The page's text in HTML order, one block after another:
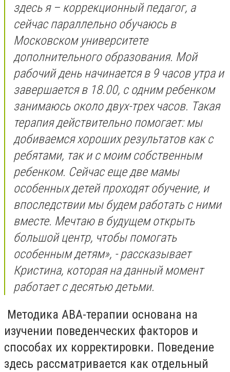
здесь я – коррекционный педагог, а
сейчас параллельно обучаюсь в
Московском университете
дополнительного образования. Мой
рабочий день начинается в 9 часов утра и
завершается в 18.00, с одним ребенком
занимаюсь около двух-трех часов. Такая
терапия действительно помогает: мы
добиваемся хороших результатов как с
ребятами, так и с моим собственным
ребенком. Сейчас еще две мамы
особенных детей проходят обучение, и
впоследствии мы будем работать с ними
вместе. Мечтаю в будущем открыть
большой центр, чтобы помогать
особенным детям», - рассказывает
Кристина, которая на данный момент
работает с десятью детьми.
Методика АВА-терапии основана на
изучении поведенческих факторов и
способах их корректировки. Поведение
здесь рассматривается как отдельный